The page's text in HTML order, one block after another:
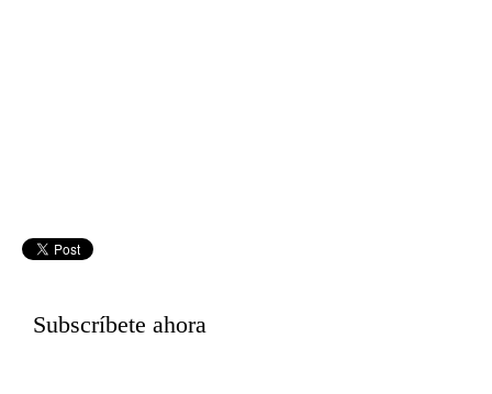
Subscríbete ahora